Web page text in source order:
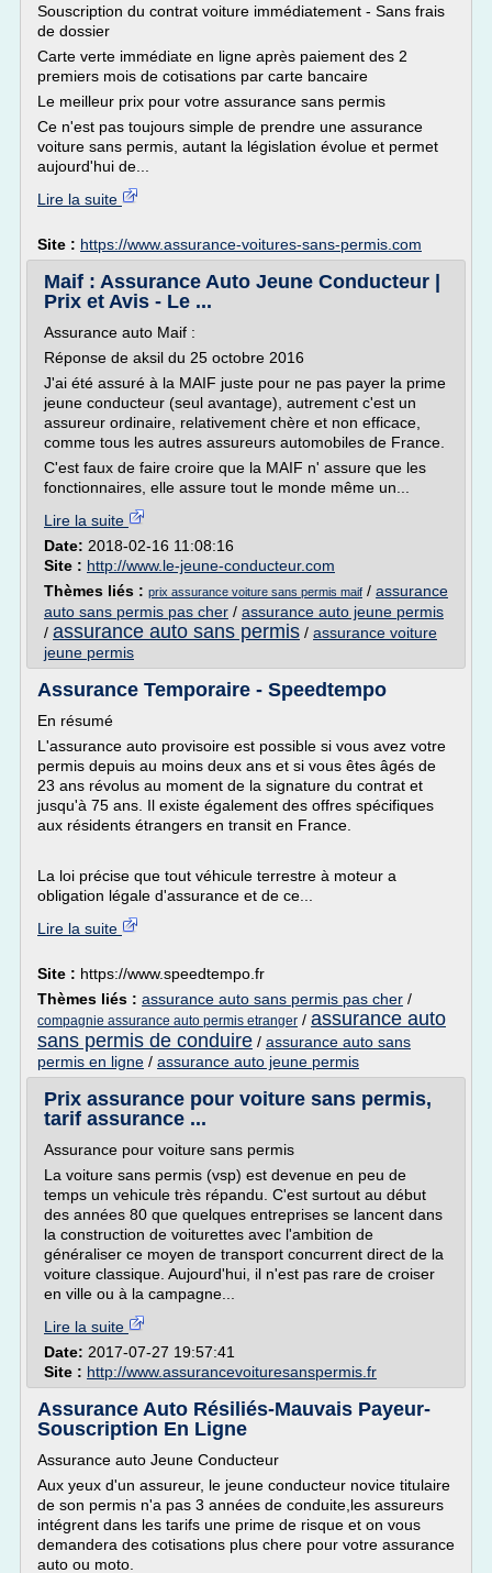
Souscription du contrat voiture immédiatement - Sans frais
de dossier
Carte verte immédiate en ligne après paiement des 2
premiers mois de cotisations par carte bancaire
Le meilleur prix pour votre assurance sans permis
Ce n'est pas toujours simple de prendre une assurance
voiture sans permis, autant la législation évolue et permet
aujourd'hui de...
Lire la suite
Site : https://www.assurance-voitures-sans-permis.com
Maif : Assurance Auto Jeune Conducteur |
Prix et Avis - Le ...
Assurance auto Maif :
Réponse de aksil du 25 octobre 2016
J'ai été assuré à la MAIF juste pour ne pas payer la prime
jeune conducteur (seul avantage), autrement c'est un
assureur ordinaire, relativement chère et non efficace,
comme tous les autres assureurs automobiles de France.
C'est faux de faire croire que la MAIF n' assure que les
fonctionnaires, elle assure tout le monde même un...
Lire la suite
Date: 2018-02-16 11:08:16
Site : http://www.le-jeune-conducteur.com
Thèmes liés : prix assurance voiture sans permis maif / assurance
auto sans permis pas cher / assurance auto jeune permis
/ assurance auto sans permis / assurance voiture
jeune permis
Assurance Temporaire - Speedtempo
En résumé
L'assurance auto provisoire est possible si vous avez votre
permis depuis au moins deux ans et si vous êtes âgés de
23 ans révolus au moment de la signature du contrat et
jusqu'à 75 ans. Il existe également des offres spécifiques
aux résidents étrangers en transit en France.
La loi précise que tout véhicule terrestre à moteur a
obligation légale d'assurance et de ce...
Lire la suite
Site : https://www.speedtempo.fr
Thèmes liés : assurance auto sans permis pas cher /
compagnie assurance auto permis etranger / assurance auto
sans permis de conduire / assurance auto sans
permis en ligne / assurance auto jeune permis
Prix assurance pour voiture sans permis,
tarif assurance ...
Assurance pour voiture sans permis
La voiture sans permis (vsp) est devenue en peu de
temps un vehicule très répandu. C'est surtout au début
des années 80 que quelques entreprises se lancent dans
la construction de voiturettes avec l'ambition de
généraliser ce moyen de transport concurrent direct de la
voiture classique. Aujourd'hui, il n'est pas rare de croiser
en ville ou à la campagne...
Lire la suite
Date: 2017-07-27 19:57:41
Site : http://www.assurancevoituresanspermis.fr
Assurance Auto Résiliés-Mauvais Payeur-
Souscription En Ligne
Assurance auto Jeune Conducteur
Aux yeux d'un assureur, le jeune conducteur novice titulaire
de son permis n'a pas 3 années de conduite,les assureurs
intégrent dans les tarifs une prime de risque et on vous
demandera des cotisations plus chere pour votre assurance
auto ou moto.